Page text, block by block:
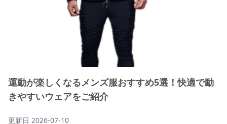
運動が楽しくなるメンズ服おすすめ5選！快適で動
きやすいウェアをご紹介
更新日 2026-07-10